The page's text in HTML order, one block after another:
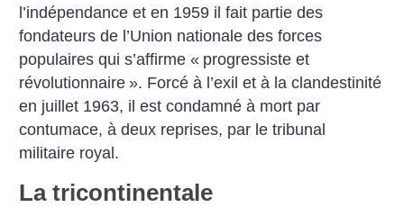
l’indépendance et en 1959 il fait partie des
fondateurs de l’Union nationale des forces
populaires qui s’affirme « progressiste et
révolutionnaire ». Forcé à l’exil et à la clandestinité
en juillet 1963, il est condamné à mort par
contumace, à deux reprises, par le tribunal
militaire royal.
La tricontinentale